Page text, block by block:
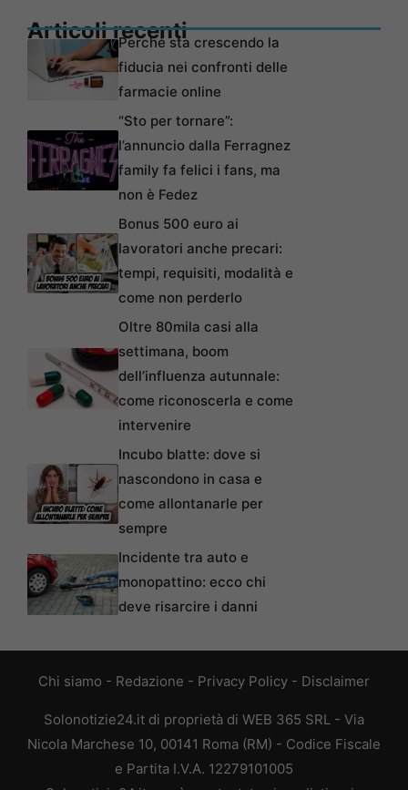
Articoli recentiPerché sta crescendo la
fiducia nei confronti delle
farmacie online
“Sto per tornare”:
l’annuncio dalla Ferragnez
family fa felici i fans, ma
non è Fedez
Bonus 500 euro ai
lavoratori anche precari:
tempi, requisiti, modalità e
come non perderlo
Oltre 80mila casi alla
settimana, boom
dell’influenza autunnale:
come riconoscerla e come
intervenire
Incubo blatte: dove si
nascondono in casa e
come allontanarle per
sempre
Incidente tra auto e
monopattino: ecco chi
deve risarcire i danni
Chi siamo - Redazione - Privacy Policy - Disclaimer
Solonotizie24.it di proprietà di WEB 365 SRL - Via
Nicola Marchese 10, 00141 Roma (RM) - Codice Fiscale
e Partita I.V.A. 12279101005